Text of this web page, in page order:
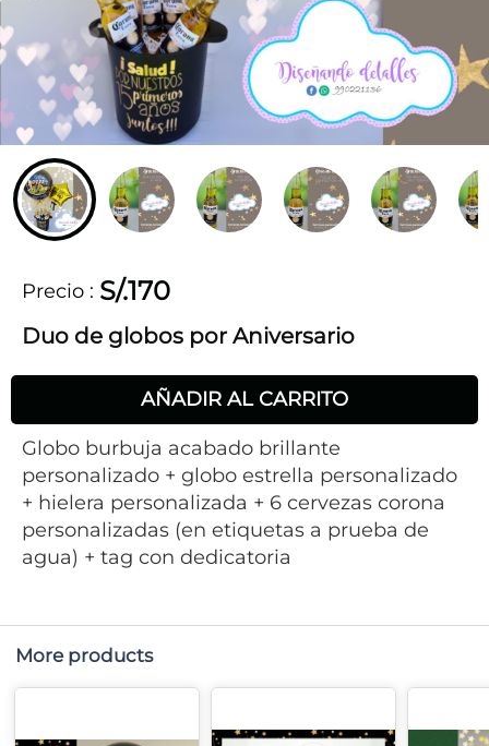
Precio : S/.170
AÑADIR AL CARRITO
Globo burbuja acabado brillante
personalizado + globo estrella personalizado
+ hielera personalizada + 6 cervezas corona
personalizadas (en etiquetas a prueba de
agua) + tag con dedicatoria
More products